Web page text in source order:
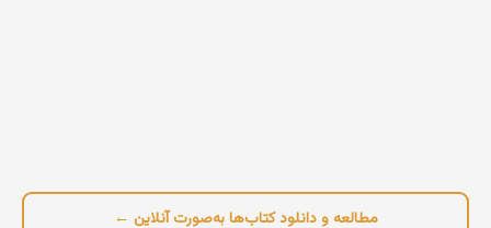
مطالعه و دانلود کتاب‌ها به‌صورت آنلاین ←